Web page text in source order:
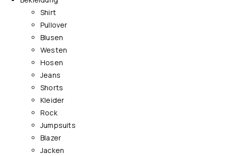
Shirt
Pullover
Blusen
Westen
Hosen
Jeans
Shorts
Kleider
Rock
Jumpsuits
Blazer
Jacken